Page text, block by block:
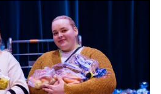
kanssa vahvistaa
Sovelluksessa on
käyttäjää pyytämässä ja
ja tekemässä pieniä arjen